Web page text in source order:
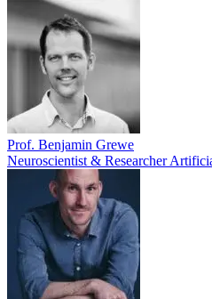
Prof. Benjamin Grewe
Neuroscientist & Researcher